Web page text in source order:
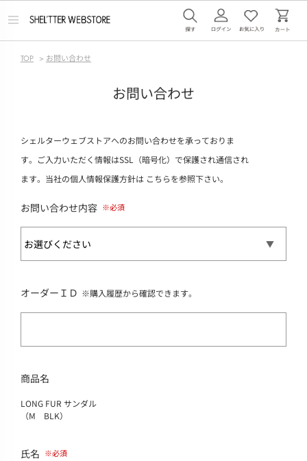
メ
TOP > お問い合わせ
お問い合わせ
シェルターウェブストアへのお問い合わせを承っておりま
す。ご入力いただく情報はSSL（暗号化）で保護され通信され
ます。当社の個人情報保護方針は こちらを参照下さい。
お問い合わせ内容
オーダーＩＤ ※購入履歴から確認できます。
商品名
LONG FUR サンダル
（M BLK）
氏名